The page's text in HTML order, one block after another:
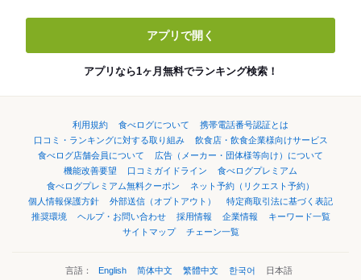
アプリで開く
アプリなら1ヶ月無料でランキング検索！
利用規約 食べログについて
携帯電話番号認証とは
口コミ・ランキングに対する取り組み
飲食店・飲食企業様向けサービス
食べログ店舗会員について
広告（メーカー・団体様等向け）について
機能改善要望
口コミガイドライン
食べログプレミアム
食べログプレミアム無料クーポン
ネット予約（リクエスト予約）
個人情報保護方針
外部送信（オプトアウト）
特定商取引法に基づく表記
推奨環境
ヘルプ・お問い合わせ 採用情報 企業情報
キーワード一覧
サイトマップ
チェーン一覧
言語： English 简体中文 繁體中文 한국어 日本語